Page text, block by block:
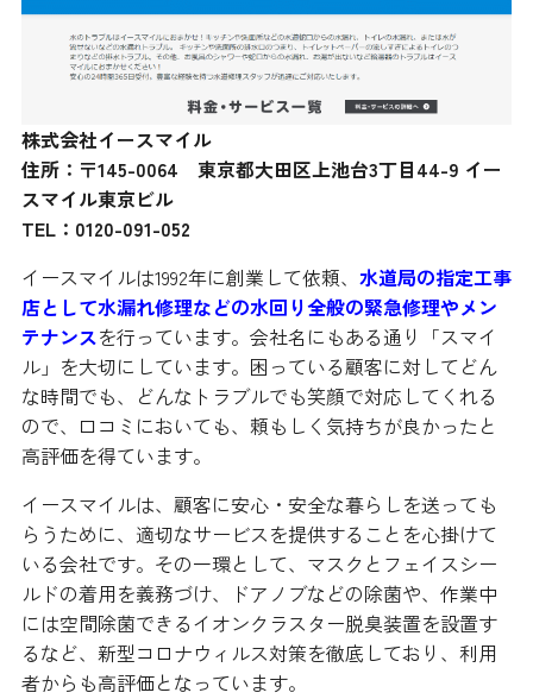
株式会社イースマイル
住所：〒145-0064 東京都大田区上池台3丁目44-9 イー
スマイル東京ビル
TEL：0120-091-052
イースマイルは1992年に創業して依頼、 水道局の指定工事
店として水漏れ修理などの水回り全般の緊急修理やメン
テナンスを行っています。会社名にもある通り「スマイ
ル」を大切にしています。困っている顧客に対してどん
な時間でも、どんなトラブルでも笑顔で対応してくれる
ので、口コミにおいても、頼もしく気持ちが良かったと
高評価を得ています。
イースマイルは、顧客に安心・安全な暮らしを送っても
らうために、適切なサービスを提供することを心掛けて
いる会社です。その一環として、マスクとフェイスシー
ルドの着用を義務づけ、ドアノブなどの除菌や、作業中
には空間除菌できるイオンクラスター脱臭装置を設置す
るなど、新型コロナウィルス対策を徹底しており、利用
者からも高評価となっています。